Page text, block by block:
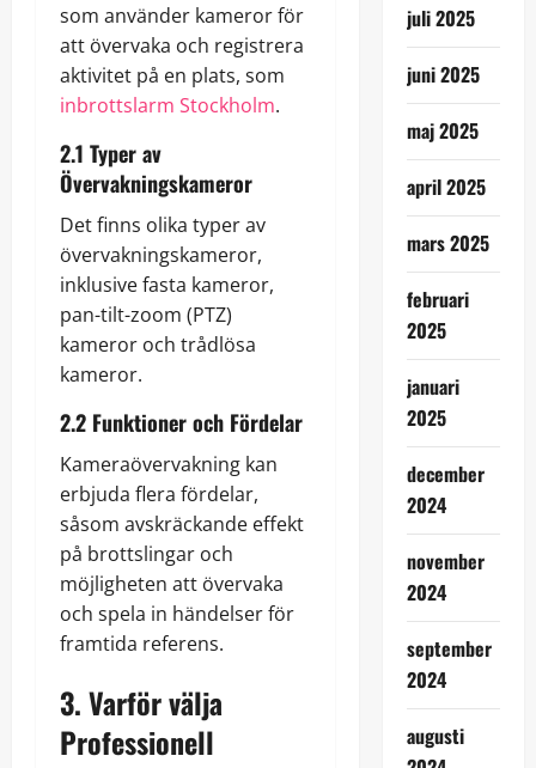
som använder kameror för
att övervaka och registrera
aktivitet på en plats, som
inbrottslarm Stockholm.
2.1 Typer av
Övervakningskameror
Det finns olika typer av
övervakningskameror,
inklusive fasta kameror,
pan-tilt-zoom (PTZ)
kameror och trådlösa
kameror.
2.2 Funktioner och Fördelar
Kameraövervakning kan
erbjuda flera fördelar,
såsom avskräckande effekt
på brottslingar och
möjligheten att övervaka
och spela in händelser för
framtida referens.
3. Varför välja
Professionell
juli 2025
juni 2025
maj 2025
april 2025
mars 2025
februari
2025
januari
2025
december
2024
november
2024
september
2024
augusti